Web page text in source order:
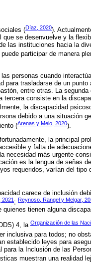
(Díaz, 2020).
se desenvuelve y la
las instituciones hacia la
participar de manera
personas cuando
trasladarse de un punto
entre otras. La segunda
consiste en la
la discapacidad
debido a una situación
(Arenas y Melo, 2020).
la principal
y falta de
necesidad más urgente
es la lengua de señas
requeridos, varían del tipo
carece de inclusión
2021 ; Reynoso, Rangel y Melgar,
tienen alguna
4, la Organización de las
inclusiva para todos; no
establecido leyes para
para la Inclusión de las
muestran una realidad